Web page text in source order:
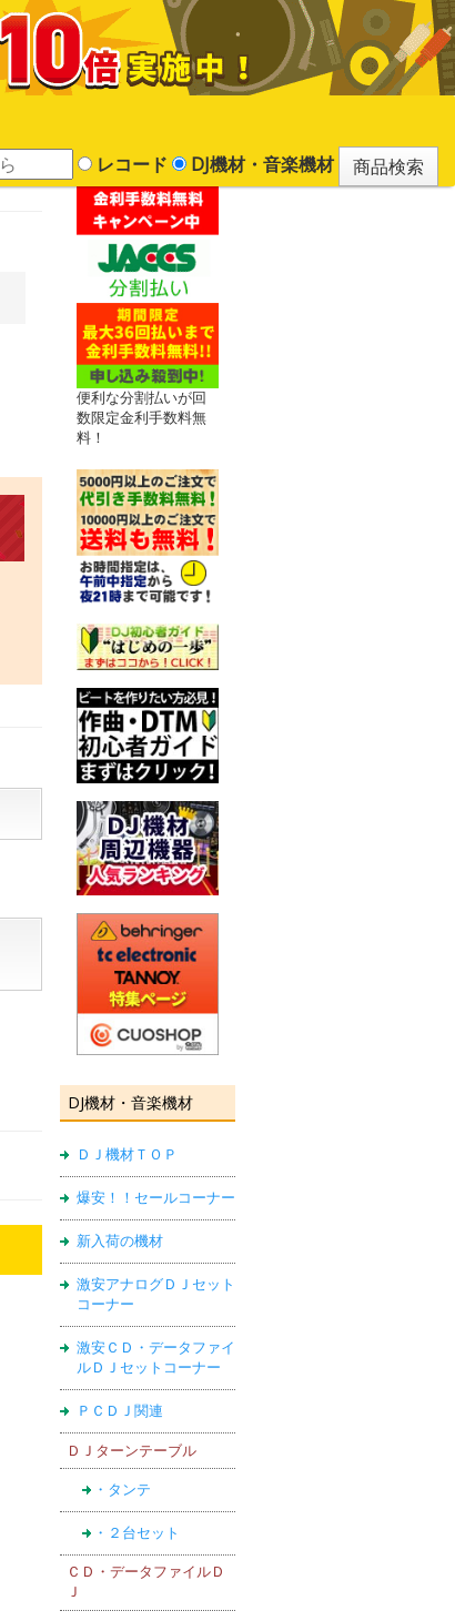
レコード DJ機材・音楽機材
便利な分割払いが回
数限定金利手数料無
料！
DJ機材・音楽機材
ＤＪ機材ＴＯＰ
爆安！！セールコーナー
新入荷の機材
激安アナログＤＪセット
コーナー
激安ＣＤ・データファイ
ルＤＪセットコーナー
ＰＣＤＪ関連
ＤＪターンテーブル
・タンテ
・２台セット
ＣＤ・データファイルＤ
Ｊ